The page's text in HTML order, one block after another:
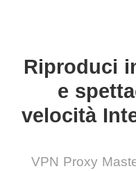
Riproduci
e
velocità
VPN Proxy